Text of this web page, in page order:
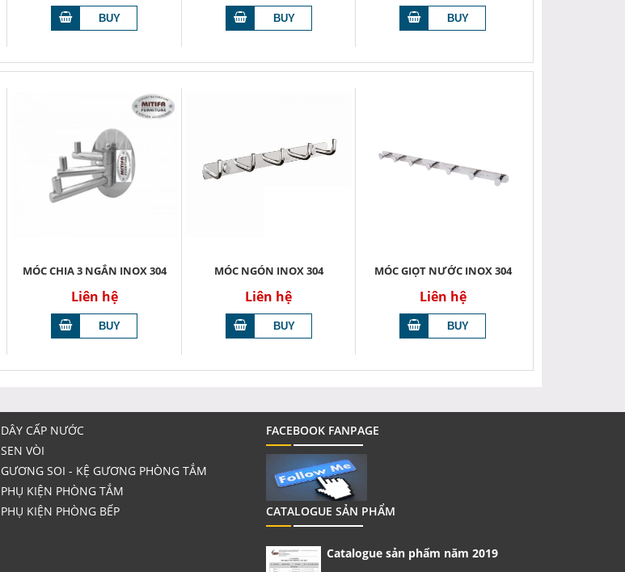
MÓC CHIA 3 NGẮN INOX 304
Liên hệ
MÓC NGÓN INOX 304
Liên hệ
MÓC GIỌT NƯỚC INOX 304
Liên hệ
DÂY CẤP NƯỚC
SEN VÒI
GƯƠNG SOI - KỆ GƯƠNG PHÒNG TẮM
PHỤ KIỆN PHÒNG TẮM
PHỤ KIỆN PHÒNG BẾP
FACEBOOK FANPAGE
CATALOGUE SẢN PHẨM
Catalogue sản phẩm năm 2019